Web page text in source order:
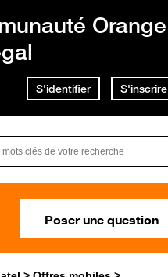
Orange
S'identifier S'inscrire
Poser une question